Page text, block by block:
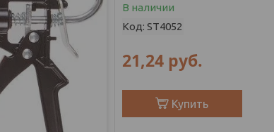
В наличии
Код: ST4052
21,24 руб.
Купить